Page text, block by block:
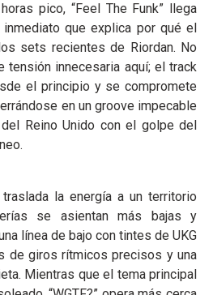
pico, “Feel The Funk” llega
que explica por qué el
sets recientes de Riordan. No
tensión innecesaria aquí; el track
el principio y se compromete
en un groove impecable
Reino Unido con el golpe del
traslada la energía a un territorio
se asientan más bajas y
línea de bajo con tintes de UKG
de giros rítmicos precisos y una
Mientras que el tema principal